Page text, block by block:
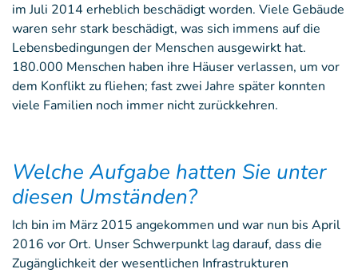
im Juli 2014 erheblich beschädigt worden. Viele Gebäude
waren sehr stark beschädigt, was sich immens auf die
Lebensbedingungen der Menschen ausgewirkt hat.
180.000 Menschen haben ihre Häuser verlassen, um vor
dem Konflikt zu fliehen; fast zwei Jahre später konnten
viele Familien noch immer nicht zurückkehren.
Welche Aufgabe hatten Sie unter
diesen Umständen?
Ich bin im März 2015 angekommen und war nun bis April
2016 vor Ort. Unser Schwerpunkt lag darauf, dass die
Zugänglichkeit der wesentlichen Infrastrukturen